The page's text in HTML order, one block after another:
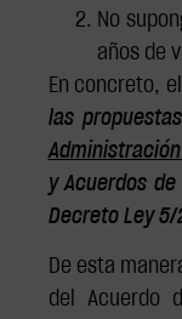
No
años de
En concreto,
las
y Acuerdos
Decreto Ley 5/
De esta
del Acuerdo